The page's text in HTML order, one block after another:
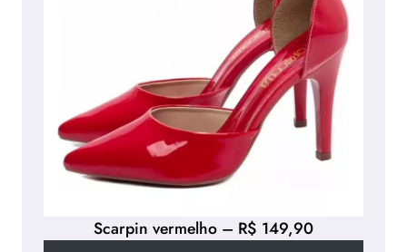
Scarpin vermelho – R$ 149,90